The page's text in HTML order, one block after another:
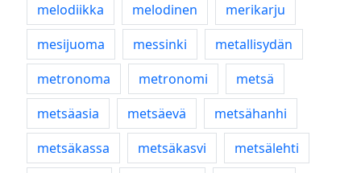
melodiikka
melodinen
merikarju
mesijuoma
messinki
metallisydän
metronoma
metronomi
metsä
metsäasia
metsäevä
metsähanhi
metsäkassa
metsäkasvi
metsälehti